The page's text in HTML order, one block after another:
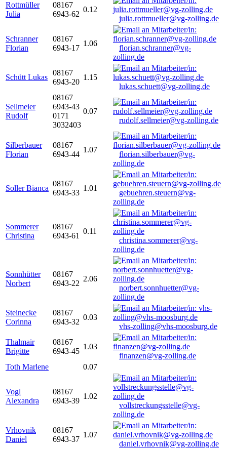
Rottmüller
Julia
08167
6943-62
0.12
julia.rottmueller@vg-zolling.de
Schranner
Florian
08167
6943-17
1.06
florian.schranner@vg-
zolling.de
Schütt Lukas
08167
6943-20
1.15
lukas.schuett@vg-zolling.de
Sellmeier
Rudolf
08167
6943-43
0171
3032403
0.07
rudolf.sellmeier@vg-zolling.de
Silberbauer
Florian
08167
6943-44
1.07
florian.silberbauer@vg-
zolling.de
Soller Bianca
08167
6943-33
1.01
gebuehren.steuern@vg-
zolling.de
Sommerer
Christina
08167
6943-61
0.11
christina.sommerer@vg-
zolling.de
Sonnhütter
Norbert
08167
6943-22
2.06
norbert.sonnhuetter@vg-
zolling.de
Steinecke
Corinna
08167
6943-32
0.03
vhs-zolling@vhs-moosburg.de
Thalmair
Brigitte
08167
6943-45
1.03
finanzen@vg-zolling.de
Toth Marlene
0.07
Vogl
Alexandra
08167
6943-39
1.02
vollstreckungsstelle@vg-
zolling.de
Vrhovnik
Daniel
08167
6943-37
1.07
daniel.vrhovnik@vg-zolling.de